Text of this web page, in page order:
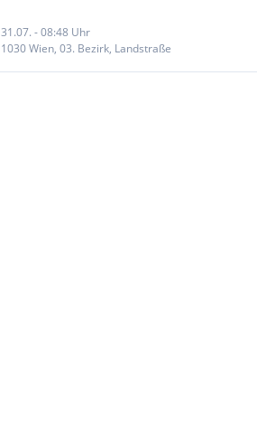
31.07. - 08:48 Uhr
1030 Wien, 03. Bezirk, Landstraße